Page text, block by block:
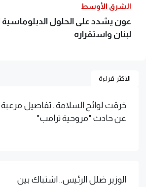
الشرق الأوسط
عون يشدد على الحلول
لبنان واستقراره
الاكثر قراءة
خرقت لوائح السلامة.. تفاصيل مرعبة
عن حادث "مروحية ترامب"
الوزير ضلل الرئيس.. اشتباك بين